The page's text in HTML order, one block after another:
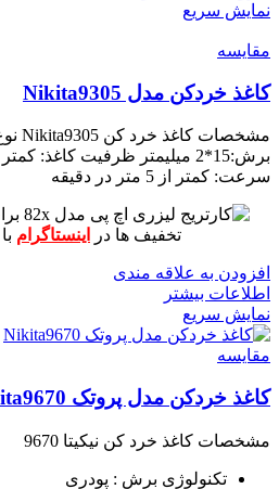
نمایش سریع
مقايسه
کاغذ خردکن مدل Nikita9305
مشخصات کاغذ خرد کن Nikita9305
برش:15*2 میلیمتر
ظرفیت کاغذ: کمتر از 15
سرعت: کمتر از 5 متر در دقیقه
تخفیف ها در
اینستاگرام
افزودن به علاقه مندی
اطلاعات بیشتر
نمایش سریع
مقايسه
کاغذ خردکن مدل پروتک Nikita9670
مشخصات کاغذ خرد کن نیکیتا 9670
تکنولوژی برش : پودری